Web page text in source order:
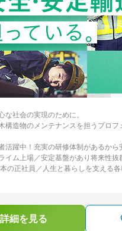
な社会の実現のために。
構造物のメンテナンスを担うプロフ
活躍中！充実の研修体制があるから
イム上場／安定基盤があり将来性抜
の正社員／人生と暮らしを支える
細を見る